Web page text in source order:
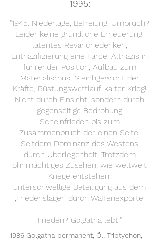
1995:
"1945: Niederlage, Befreiung, Umbruch?
Leider keine gründliche Erneuerung,
latentes Revanchedenken,
Entnazifizierung eine Farce, Altnazis in
führender Position, Aufbau zum
Materialismus, Gleichgewicht der
Kräfte, Rüstungswettlauf, kalter Krieg!
Nicht durch Einsicht, sondern durch
gegenseitige Bedrohung
Scheinfrieden bis zum
Zusammenbruch der einen Seite.
Seitdem Dominanz des Westens
durch Überlegenheit. Trotzdem
ohnmächtiges Zusehen, wie weltweit
Kriege entstehen,
unterschwellige Beteiligung aus dem
‚Friedenslager‘ durch Waffenexporte.
Frieden? Golgatha lebt!"
1986 Golgatha permanent, Öl, Triptychon,